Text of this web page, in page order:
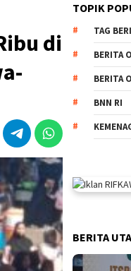
di
TOPIK
TAG
BERITA
BERITA
BNN RI
BERITA